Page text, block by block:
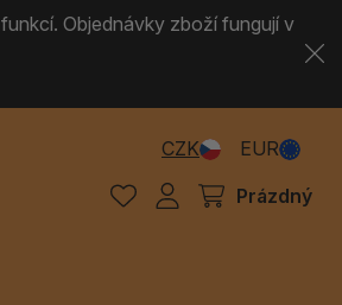
Objednávky zboží fungují v
CZK
EUR
Prázdný